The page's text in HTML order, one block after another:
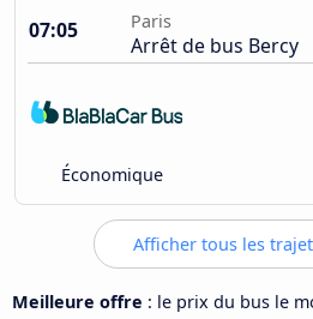
07:05
Paris
Arrêt de bus Bercy
Économique
Afficher tous les
Meilleure offre : le prix du bus le